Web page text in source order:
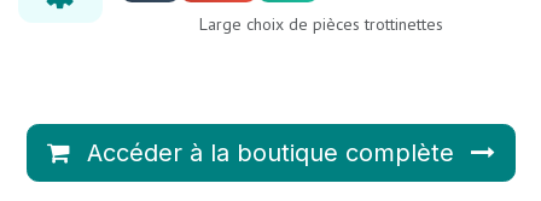
Large choix de pièces trottinettes
Accéder à la boutique complète